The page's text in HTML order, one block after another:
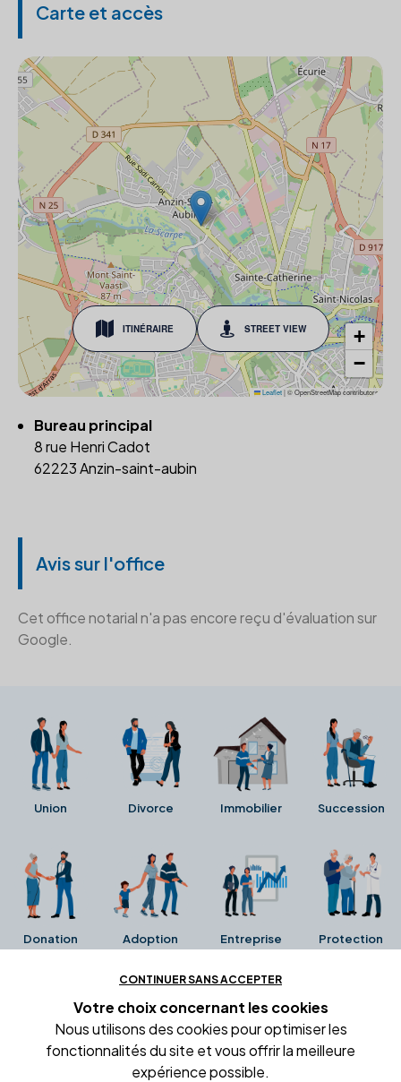
Carte et accès
ITINÉRAIRE STREET VIEW
+
−
Leaflet|© OpenStreetMap contributors
Bureau principal
8 rue Henri Cadot
62223 Anzin-saint-aubin
Avis sur l'office
Cet office notarial n'a pas encore reçu d'évaluation sur
Google.
Union Divorce Immobilier Succession
Donation Adoption Entreprise Protection
Ces avis proviennent directement de la fiche Google
Business de l'office notarial. Ils n'ont ni été collectés ni
été vérifiés par Alexia.fr.
CONTINUER SANS ACCEPTER
Votre choix concernant les cookies
Nous utilisons des cookies pour optimiser les
fonctionnalités du site et vous offrir la meilleure
expérience possible.